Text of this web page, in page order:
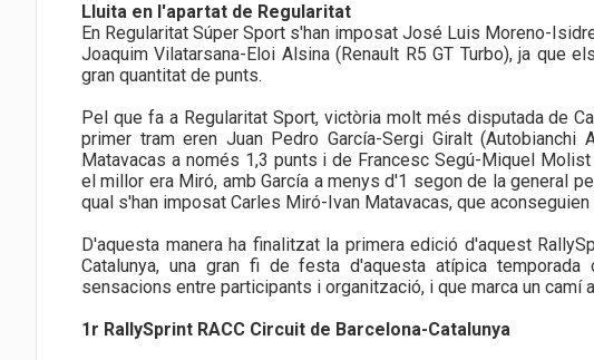
Lluita en l'apartat de Regularitat
En Regularitat Súper Sport s'han imposat José Luis Moreno-
Joaquim Vilatarsana-Eloi Alsina (Renault R5 GT Turbo), ja que
gran quantitat de punts.
Pel que fa a Regularitat Sport, victòria molt més disputada de
primer tram eren Juan Pedro García-Sergi Giralt
Matavacas a només 1,3 punts i de Francesc Segú-Miquel
el millor era Miró, amb García a menys d'1 segon de la general
qual s'han imposat Carles Miró-Ivan Matavacas, que
D'aquesta manera ha finalitzat la primera edició d'aquest
Catalunya, una gran fi de festa d'aquesta atípica
sensacions entre participants i organització, i que marca un camí
1r RallySprint RACC Circuit de Barcelona-Catalunya